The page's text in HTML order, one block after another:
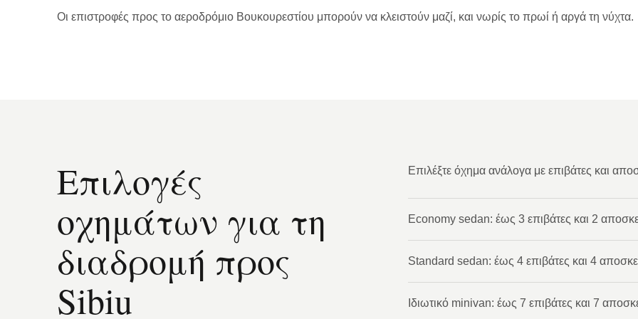
Οι επιστροφές προς το αεροδρόμιο Βουκουρεστίου μπορούν να κλειστούν μαζί, και νωρίς το πρωί ή αργά τη νύχτα.
Επιλογές
οχημάτων για τη
διαδρομή προς
Sibiu
Επιλέξτε όχημα ανάλογα με επιβάτες και
Economy sedan: έως 3 επιβάτες και 2
Standard sedan: έως 4 επιβάτες και 4
Ιδιωτικό minivan: έως 7 επιβάτες και 7